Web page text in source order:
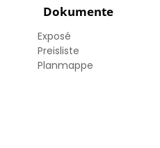
Dokumente
Exposé
Preisliste
Planmappe